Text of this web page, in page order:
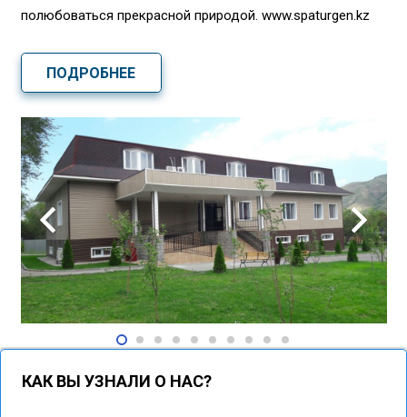
полюбоваться прекрасной природой. www.spaturgen.kz
ПОДРОБНЕЕ
КАК ВЫ УЗНАЛИ О НАС?